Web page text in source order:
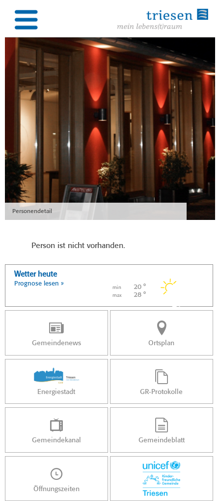
Personendetail
Person ist nicht vorhanden.
Wetter heute
Prognose lesen »
min 20 °
max 28 °
Gemeindenews Ortsplan
Energiestadt GR-Protokolle
Gemeindekanal Gemeindeblatt
Öffnungszeiten